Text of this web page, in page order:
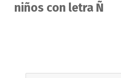
siguiente:
niños con letra Ñ